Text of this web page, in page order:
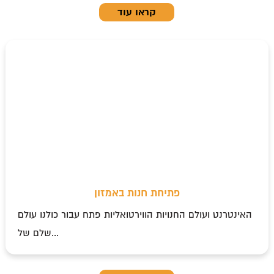
קראו עוד
פתיחת חנות באמזון
האינטרנט ועולם החנויות הווירטואליות פתח עבור כולנו עולם
שלם של...